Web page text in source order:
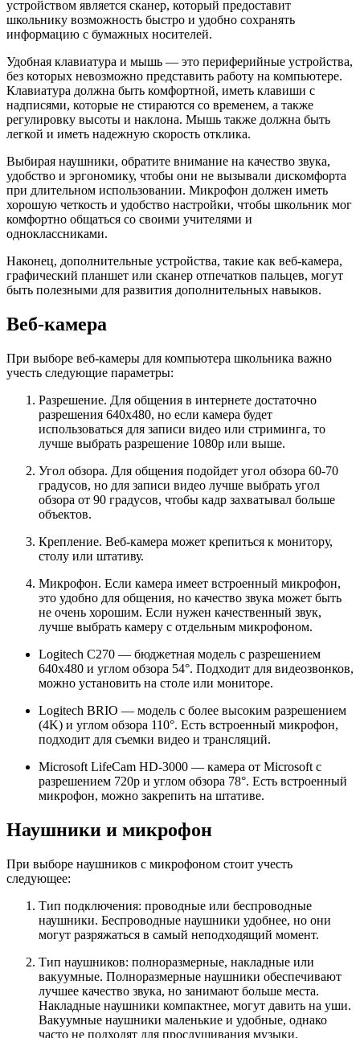
устройством является сканер, который предоставит
школьнику возможность быстро и удобно сохранять
информацию с бумажных носителей.
Удобная клавиатура и мышь — это периферийные устройства,
без которых невозможно представить работу на компьютере.
Клавиатура должна быть комфортной, иметь клавиши с
надписями, которые не стираются со временем, а также
регулировку высоты и наклона. Мышь также должна быть
легкой и иметь надежную скорость отклика.
Выбирая наушники, обратите внимание на качество звука,
удобство и эргономику, чтобы они не вызывали дискомфорта
при длительном использовании. Микрофон должен иметь
хорошую четкость и удобство настройки, чтобы школьник мог
комфортно общаться со своими учителями и
одноклассниками.
Наконец, дополнительные устройства, такие как веб-камера,
графический планшет или сканер отпечатков пальцев, могут
быть полезными для развития дополнительных навыков.
Веб-камера
При выборе веб-камеры для компьютера школьника важно
учесть следующие параметры:
Разрешение. Для общения в интернете достаточно
разрешения 640x480, но если камера будет
использоваться для записи видео или стриминга, то
лучше выбрать разрешение 1080p или выше.
Угол обзора. Для общения подойдет угол обзора 60-70
градусов, но для записи видео лучше выбрать угол
обзора от 90 градусов, чтобы кадр захватывал больше
объектов.
Крепление. Веб-камера может крепиться к монитору,
столу или штативу.
Микрофон. Если камера имеет встроенный микрофон,
это удобно для общения, но качество звука может быть
не очень хорошим. Если нужен качественный звук,
лучше выбрать камеру с отдельным микрофоном.
Logitech C270 — бюджетная модель с разрешением
640x480 и углом обзора 54°. Подходит для видеозвонков,
можно установить на столе или мониторе.
Logitech BRIO — модель с более высоким разрешением
(4K) и углом обзора 110°. Есть встроенный микрофон,
подходит для съемки видео и трансляций.
Microsoft LifeCam HD-3000 — камера от Microsoft с
разрешением 720p и углом обзора 78°. Есть встроенный
микрофон, можно закрепить на штативе.
Наушники и микрофон
При выборе наушников с микрофоном стоит учесть
следующее:
Тип подключения: проводные или беспроводные
наушники. Беспроводные наушники удобнее, но они
могут разряжаться в самый неподходящий момент.
Тип наушников: полноразмерные, накладные или
вакуумные. Полноразмерные наушники обеспечивают
лучшее качество звука, но занимают больше места.
Накладные наушники компактнее, могут давить на уши.
Вакуумные наушники маленькие и удобные, однако
часто не подходят для прослушивания музыки.